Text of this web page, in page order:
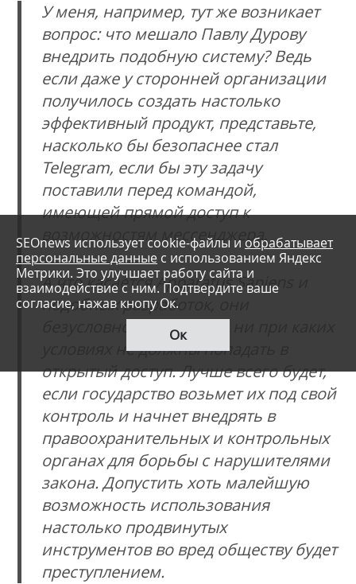
У меня, например, тут же возникает
вопрос: что мешало Павлу Дурову
внедрить подобную систему? Ведь
если даже у сторонней организации
получилось создать настолько
эффективный продукт, представьте,
насколько бы безопаснее стал
Telegram, если бы эту задачу
поставили перед командой,
имеющей прямой доступ к
возможностям мессенджера.
А что касается Apparatus Sapiens и
подобных разработок, они
безусловно полезны, но ни при каких
условиях не должны попадать в
открытый доступ. Лучше всего будет,
если государство возьмет их под свой
контроль и начнет внедрять в
правоохранительных и контрольных
органах для борьбы с нарушителями
закона. Допустить хоть малейшую
возможность использования
настолько продвинутых
инструментов во вред обществу будет
преступлением.
SEOnews использует cookie-файлы и обрабатывает
персональные данные с использованием Яндекс
Метрики. Это улучшает работу сайта и
взаимодействие с ним. Подтвердите ваше
согласие, нажав кнопу Ок.
Ок